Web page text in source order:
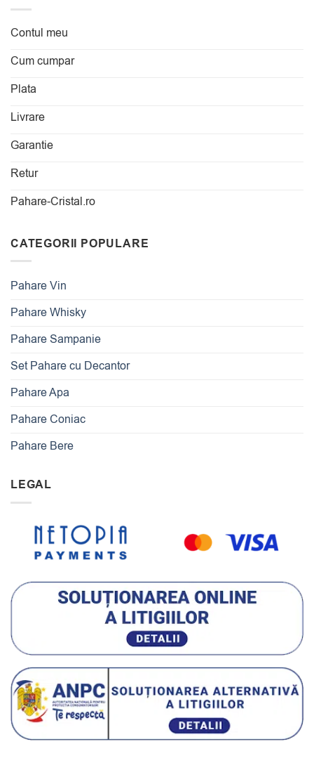
Contul meu
Cum cumpar
Plata
Livrare
Garantie
Retur
Pahare-Cristal.ro
CATEGORII POPULARE
Pahare Vin
Pahare Whisky
Pahare Sampanie
Set Pahare cu Decantor
Pahare Apa
Pahare Coniac
Pahare Bere
LEGAL